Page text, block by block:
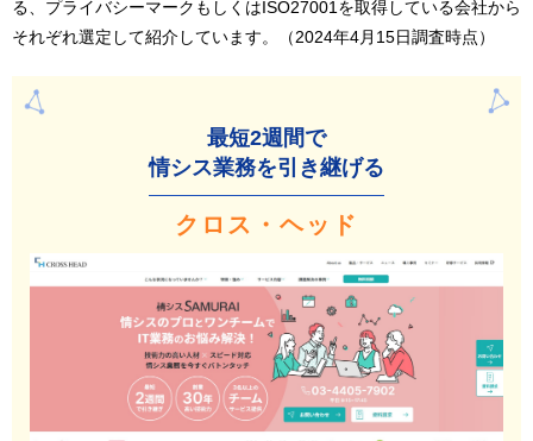
る、プライバシーマークもしくはISO27001を取得している会社から
それぞれ選定して紹介しています。（2024年4月15日調査時点）
最短2週間で
情シス業務を引き継げる
クロス・ヘッド